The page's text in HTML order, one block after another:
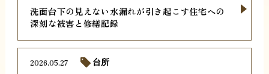
洗面台下の見えない水漏れが引き起こす住宅への
深刻な被害と修繕記録
2026.05.27 台所